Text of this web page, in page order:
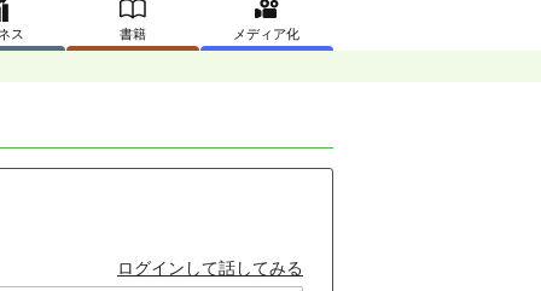
ス 書籍 メディア化
ログインして話してみる